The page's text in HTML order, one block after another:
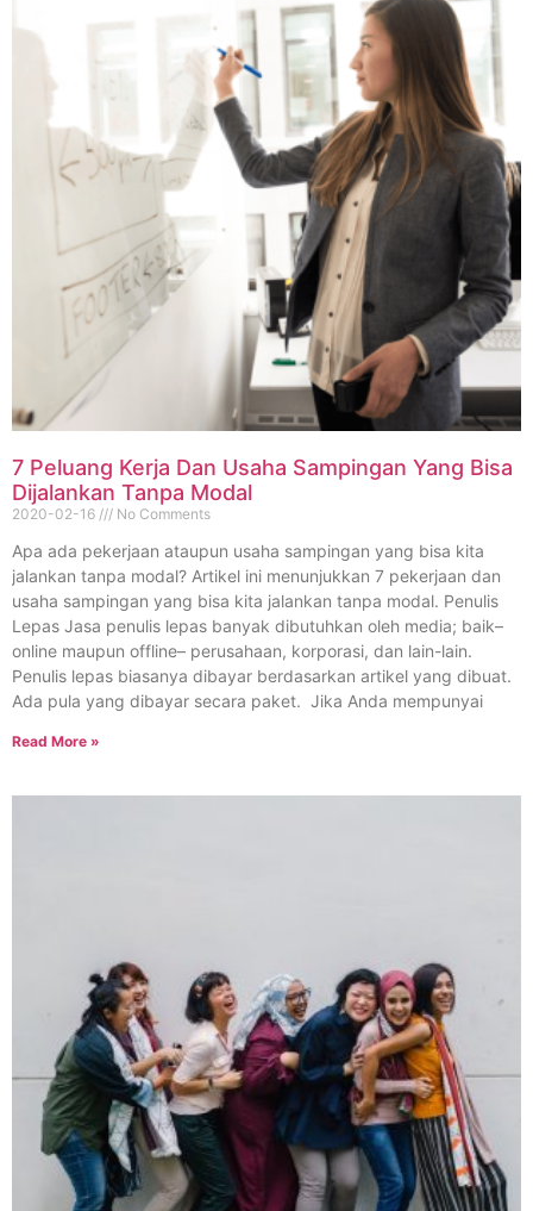
7 Peluang Kerja Dan Usaha Sampingan Yang Bisa
Dijalankan Tanpa Modal
2020-02-16 No Comments
Apa ada pekerjaan ataupun usaha sampingan yang bisa kita
jalankan tanpa modal? Artikel ini menunjukkan 7 pekerjaan dan
usaha sampingan yang bisa kita jalankan tanpa modal. Penulis
Lepas Jasa penulis lepas banyak dibutuhkan oleh media; baik–
online maupun offline– perusahaan, korporasi, dan lain-lain.
Penulis lepas biasanya dibayar berdasarkan artikel yang dibuat.
Ada pula yang dibayar secara paket. Jika Anda mempunyai
Read More »